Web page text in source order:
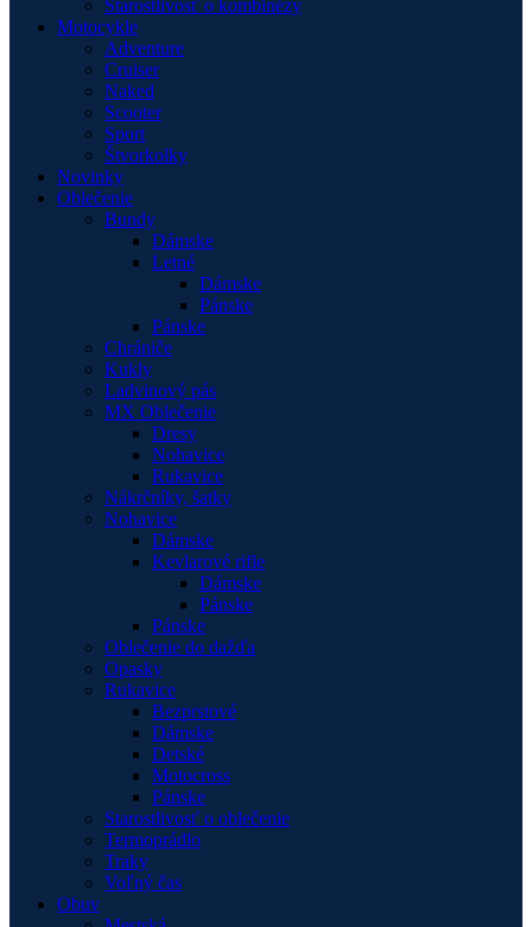
Starostlivosť o kombinézy
Motocykle
Adventure
Cruiser
Naked
Scooter
Sport
Štvorkolky
Novinky
Oblečenie
Bundy
Dámske
Letné
Dámske
Pánske
Pánske
Chrániče
Kukly
Ladvinový pás
MX Oblečenie
Dresy
Nohavice
Rukavice
Nákrčníky, šatky
Nohavice
Dámske
Kevlarové rifle
Dámske
Pánske
Pánske
Oblečenie do dažďa
Opasky
Rukavice
Bezprstové
Dámske
Detské
Motocross
Pánske
Starostlivosť o oblečenie
Termoprádlo
Traky
Voľný čas
Obuv